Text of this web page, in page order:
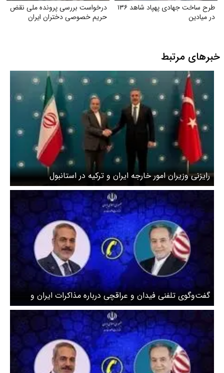
طرح ساخت جهادی پهپاد شاهد ۱۳۶
در میادین
درخواست بررسی پرونده ملی نقض
حریم خصوصی دختران ایران
خبرهای مرتبط
رایزنی وزیران امور خارجه ایران و ترکیه در استانبول
گفت‌وگوی تلفنی فیدان و عراقچی درباره مذاکرات ایران و
آمریکا